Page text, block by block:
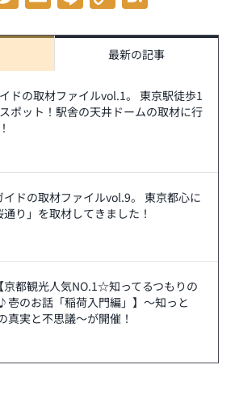
Link
最新の記事
ドの取材ファイルvol.1。 東京駅徒歩1
ポット！駅舎の天井ドームの取材に行
ドの取材ファイルvol.9。 東京都心に
り」を取材してきました！
都観光人気NO.1☆知ってるつもりの
のお話「稲荷入門編」】～知っと
真実と不思議～が開催！